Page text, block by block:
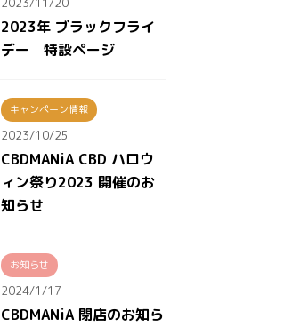
2023年 ブラックフライ
デー 特設ページ
キャンペーン情報
2023/10/25
CBDMANiA CBD ハロウ
ィン祭り2023 開催のお
知らせ
お知らせ
2024/1/17
CBDMANiA 閉店のお知ら